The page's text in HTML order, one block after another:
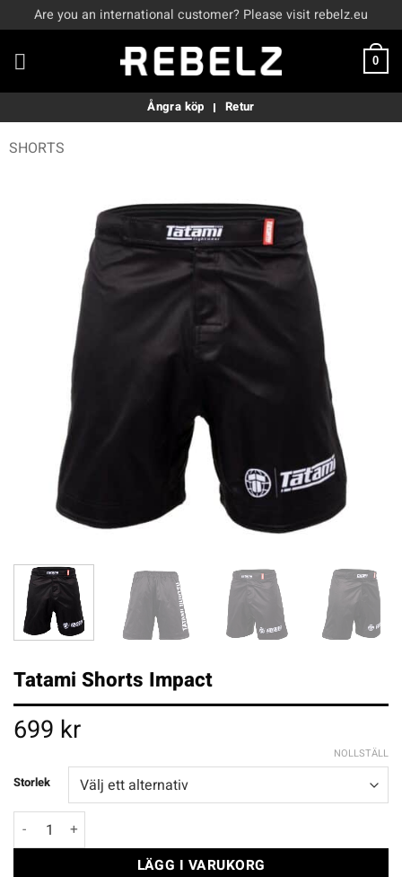
to
content
Are you an international customer? Please visit rebelz.eu
0
Ångra köp Retur
SHORTS
Tatami Shorts Impact
699 kr
Storlek
NOLLSTÄLL
Tatami Shorts Impact mängd
LÄGG I VARUKORG